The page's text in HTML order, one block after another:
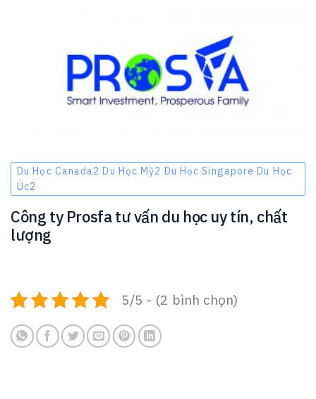
Du Học Canada2 Du Học Mỹ2 Du Học Singapore Du Học
Úc2
Công ty Prosfa tư vấn du học uy tín, chất
lượng
5/5 - (2 bình chọn)